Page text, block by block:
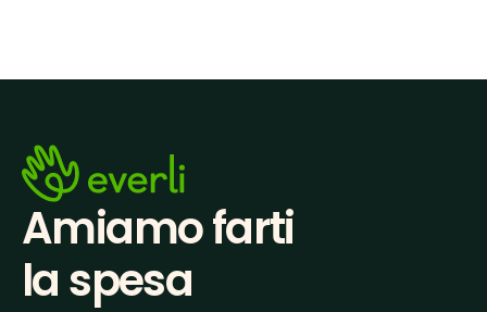
Amiamo farti
la spesa